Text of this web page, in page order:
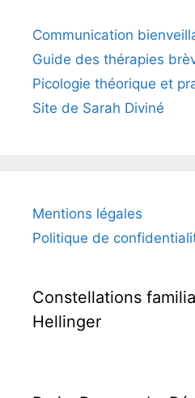
Communication
Guide des thérapies
Picologie théorique et
Site de Sarah Diviné
Mentions légales
Politique de
Constellations
Hellinger